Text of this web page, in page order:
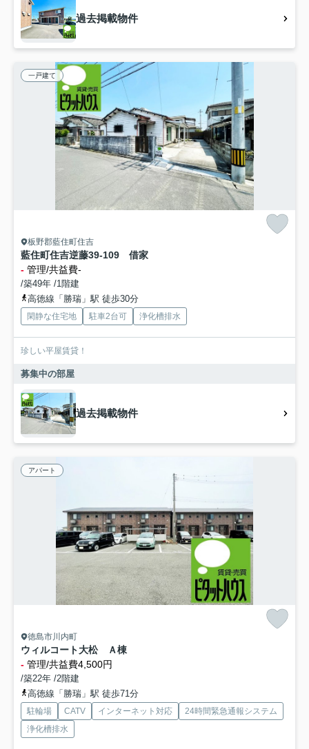
過去掲載物件
一戸建て
板野郡藍住町住吉
藍住町住吉逆藤39-109 借家
- 管理/共益費-
/築49年 /1階建
高徳線「勝瑞」駅 徒歩30分
閑静な住宅地 駐車2台可 浄化槽排水
珍しい平屋賃貸！
募集中の部屋
過去掲載物件
アパート
徳島市川内町
ウィルコート大松 Ａ棟
- 管理/共益費4,500円
/築22年 /2階建
高徳線「勝瑞」駅 徒歩71分
駐輪場 CATV インターネット対応
24時間緊急通報システム
浄化槽排水